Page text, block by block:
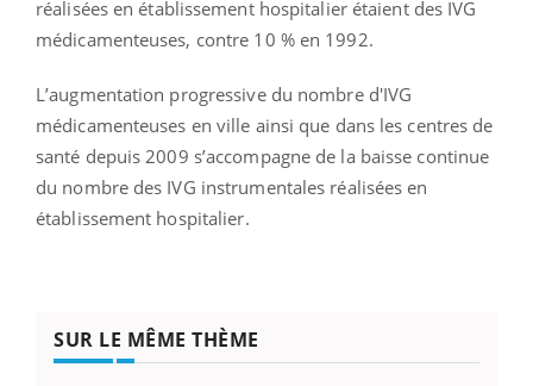
réalisées en établissement hospitalier étaient des IVG
médicamenteuses, contre 10 % en 1992.
L’augmentation progressive du nombre d'IVG
médicamenteuses en ville ainsi que dans les centres de
santé depuis 2009 s’accompagne de la baisse continue
du nombre des IVG instrumentales réalisées en
établissement hospitalier.
SUR LE MÊME THÈME